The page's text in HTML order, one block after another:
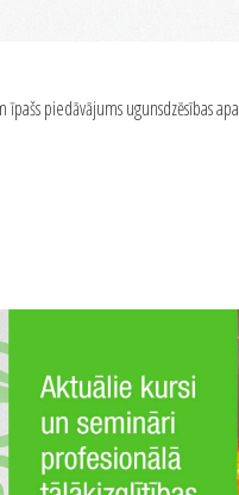
īpašs piedāvājums ugunsdzēsības